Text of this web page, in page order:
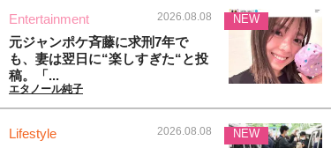
Entertainment 2026.08.08
元ジャンポケ斉藤に求刑7年で
も、妻は翌日に“楽しすぎた“と投
稿。「...
エタノール純子
NEW
Lifestyle 2026.08.08 NEW